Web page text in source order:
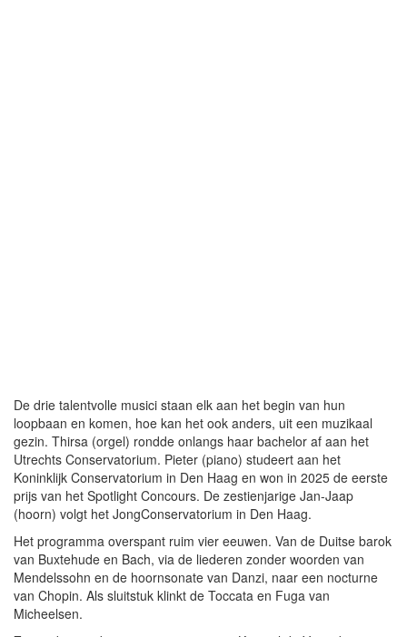
De drie talentvolle musici staan elk aan het begin van hun
loopbaan en komen, hoe kan het ook anders, uit een muzikaal
gezin. Thirsa (orgel) rondde onlangs haar bachelor af aan het
Utrechts Conservatorium. Pieter (piano) studeert aan het
Koninklijk Conservatorium in Den Haag en won in 2025 de eerste
prijs van het Spotlight Concours. De zestienjarige Jan-Jaap
(hoorn) volgt het JongConservatorium in Den Haag.
Het programma overspant ruim vier eeuwen. Van de Duitse barok
van Buxtehude en Bach, via de liederen zonder woorden van
Mendelssohn en de hoornsonate van Danzi, naar een nocturne
van Chopin. Als sluitstuk klinkt de Toccata en Fuga van
Micheelsen.